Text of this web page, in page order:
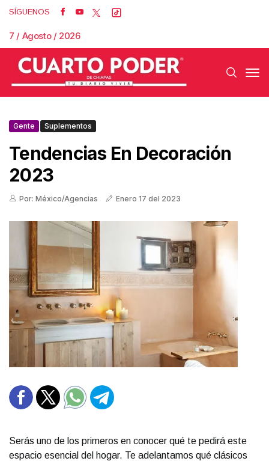
SÍGUENOS
7 / Agosto / 2026
Gente Suplementos
Tendencias En Decoración
2023
Por: México/Agencias Enero 17 del 2023
Serás uno de los primeros en conocer qué te pedirá este
espacio esencial del hogar. Te adelantamos qué clásicos